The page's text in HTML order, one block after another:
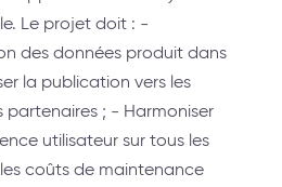
Le projet doit : -
des données produit dans
la publication vers les
partenaires ; - Harmoniser
utilisateur sur tous les
coûts de maintenance